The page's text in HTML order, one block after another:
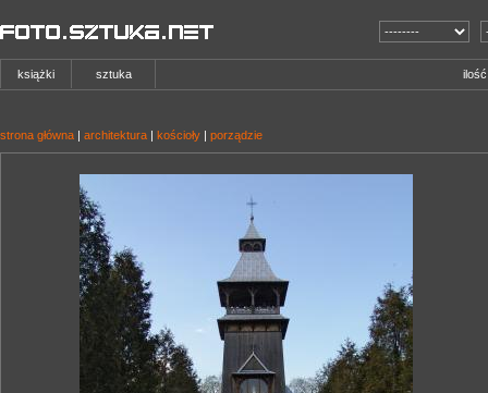
książki sztuka
strona główna | architektura | kościoły | porządzie